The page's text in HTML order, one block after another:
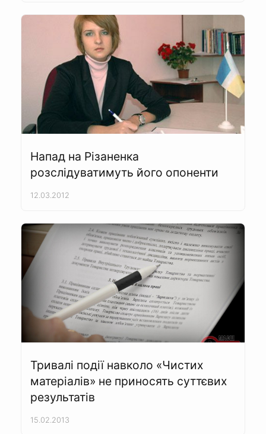
Напад на Різаненка
розслідуватимуть його опоненти
12.03.2012
Тривалі події навколо «Чистих
матеріалів» не приносять суттєвих
результатів
15.02.2013